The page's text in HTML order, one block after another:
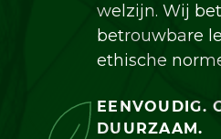
welzijn. Wij
betrouwbare
ethische
EENVOUDIG.
DUURZAAM.